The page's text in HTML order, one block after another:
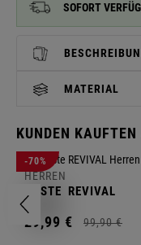
SOFORT
MATERIAL
KUNDEN KAUFTEN
-70%
HERREN
WESTE REVIVAL
29,99 € 99,90 €